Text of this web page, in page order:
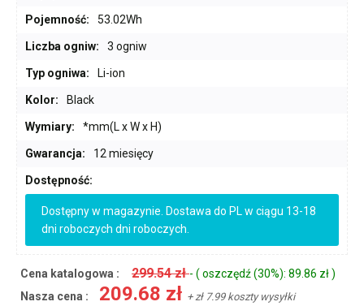
Pojemność: 53.02Wh
Liczba ogniw: 3 ogniw
Typ ogniwa: Li-ion
Kolor: Black
Wymiary: *mm(L x W x H)
Gwarancja: 12 miesięcy
Dostępność:
Dostępny w magazynie. Dostawa do PL w ciągu 13-18
dni roboczych dni roboczych.
Cena katalogowa : 299.54 zł- ( oszczędź (30%): 89.86 zł )
Nasza cena :
209.68 zł + zł 7.99 koszty wysyłki